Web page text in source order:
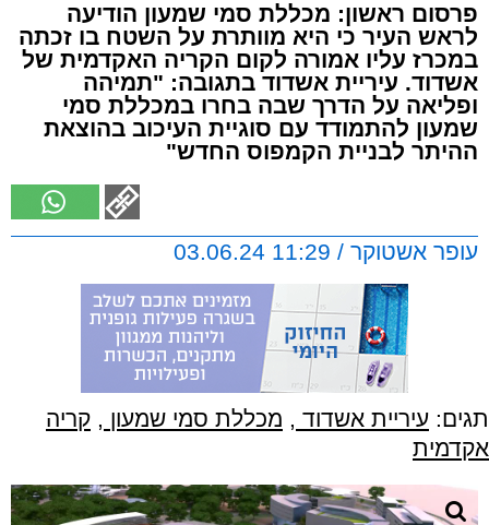
פרסום ראשון: מכללת סמי שמעון הודיעה
לראש העיר כי היא מוותרת על השטח בו זכתה
במכרז עליו אמורה לקום הקריה האקדמית של
אשדוד. עיריית אשדוד בתגובה: "תמיהה
ופליאה על הדרך שבה בחרו במכללת סמי
שמעון להתמודד עם סוגיית העיכוב בהוצאת
ההיתר לבניית הקמפוס החדש"
עופר אשטוקר / 11:29 03.06.24
תגים: עיריית אשדוד , מכללת סמי שמעון , קריה
אקדמית